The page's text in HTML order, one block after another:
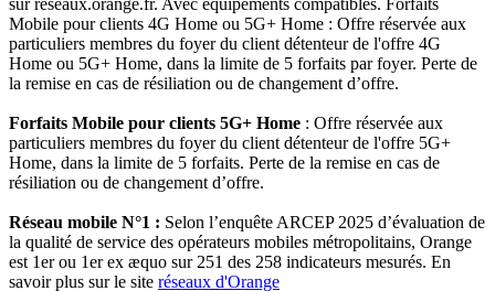
Mobile pour clients 4G Home ou 5G+ Home : Offre réservée aux
particuliers membres du foyer du client détenteur de l'offre 4G
Home ou 5G+ Home, dans la limite de 5 forfaits par foyer. Perte de
la remise en cas de résiliation ou de changement d’offre.
Forfaits Mobile pour clients 5G+ Home : Offre réservée aux
particuliers membres du foyer du client détenteur de l'offre 5G+
Home, dans la limite de 5 forfaits. Perte de la remise en cas de
résiliation ou de changement d’offre.
Réseau mobile N°1 : Selon l’enquête ARCEP 2025 d’évaluation de
la qualité de service des opérateurs mobiles métropolitains, Orange
est 1er ou 1er ex æquo sur 251 des 258 indicateurs mesurés. En
savoir plus sur le site réseaux d'Orange